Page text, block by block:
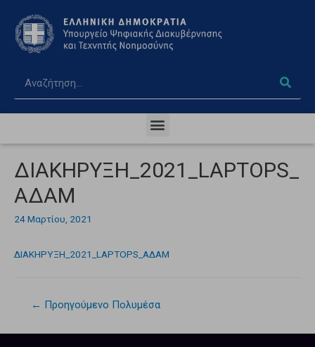
ΔΙΑΚΗΡΥΞΗ_2021_LAPTOPS_
ΑΔΑΜ
24 Μαρτίου, 2021
ΔΙΑΚΗΡΥΞΗ_2021_LAPTOPS_ΑΔΑΜ
← Προηγούμενο Πολυμέσα